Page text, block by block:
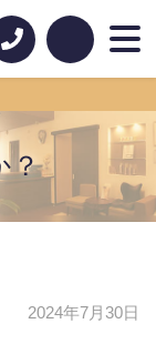
？
2024年7月30日